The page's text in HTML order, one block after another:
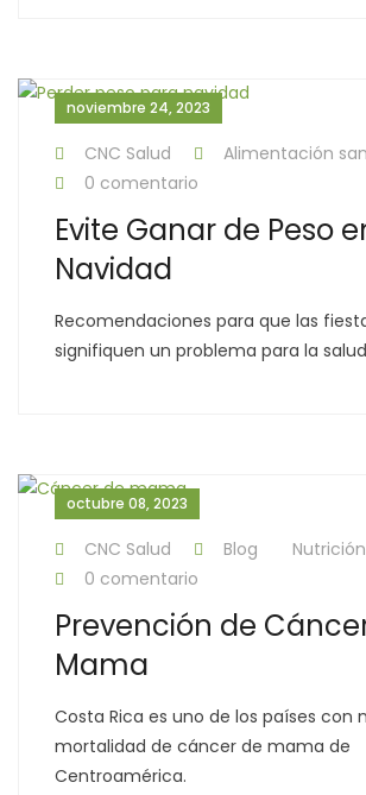
noviembre 24, 2023
CNC Salud Alimentación
0 comentario
Evite Ganar de Peso
Navidad
Recomendaciones para que las
signifiquen un problema para la
octubre 08, 2023
CNC Salud Blog
0 comentario
Prevención de
Mama
Costa Rica es uno de los países con
mortalidad de cáncer de mama de
Centroamérica.